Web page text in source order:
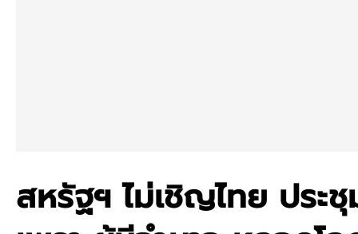
สหรัฐฯ ไม่เชิญไทย ประ